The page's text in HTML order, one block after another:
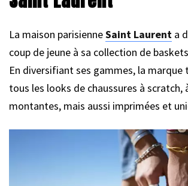
La maison parisienneSaint Laurent a
coup de jeune à sa collection de
En diversifiant ses gammes, la marque
tous les looks de chaussures à scratch,
montantes, mais aussi imprimées et